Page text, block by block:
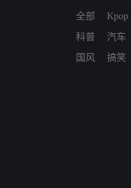
全部
科普
国风
Kpop
汽车
搞笑